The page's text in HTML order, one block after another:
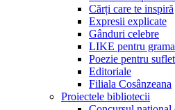
Cărți care te inspiră
Expresii explicate
Gânduri celebre
LIKE pentru
Poezie pentru suflet
Editoriale
Filiala Cosânzeana
Proiectele bibliotecii